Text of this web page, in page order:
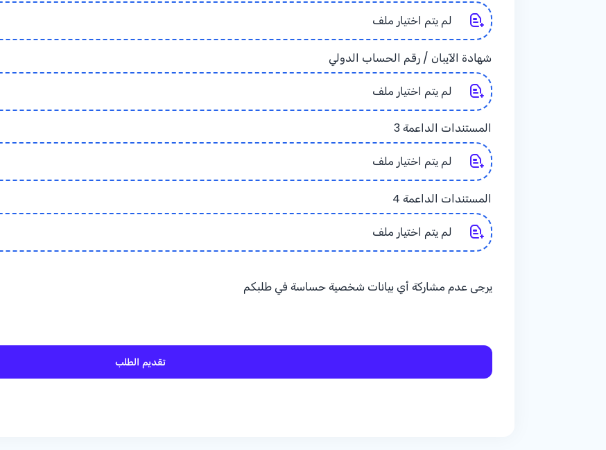
لم يتم اختيار ملف
شهادة الآيبان / رقم الحساب الدولي
لم يتم اختيار ملف
المستندات الداعمة 3
لم يتم اختيار ملف
المستندات الداعمة 4
لم يتم اختيار ملف
يرجى عدم مشاركة أي بيانات شخصية حساسة في طلبكم
تقديم الطلب